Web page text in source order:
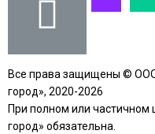
Все права защищены ©
город», 2020-2026
При полном или частичном
город» обязательна.